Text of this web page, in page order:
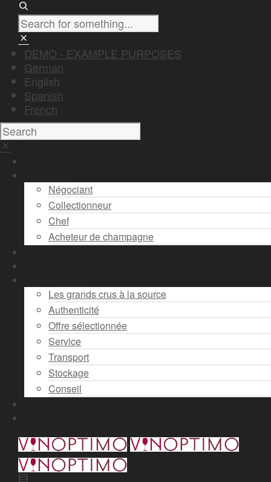
DEMO - EXAMPLE PURPOSES
German
English
Spanish
French
Négociant
Collectionneur
Chef
Acheteur de champagne
Les grands crus à la source
Authenticité
Offre sélectionnée
Service
Transport
Stockage
Conseil